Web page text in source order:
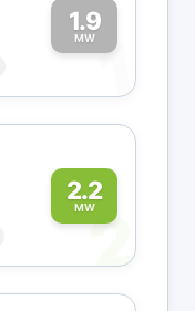
1.9
MW1
2.2
MW2